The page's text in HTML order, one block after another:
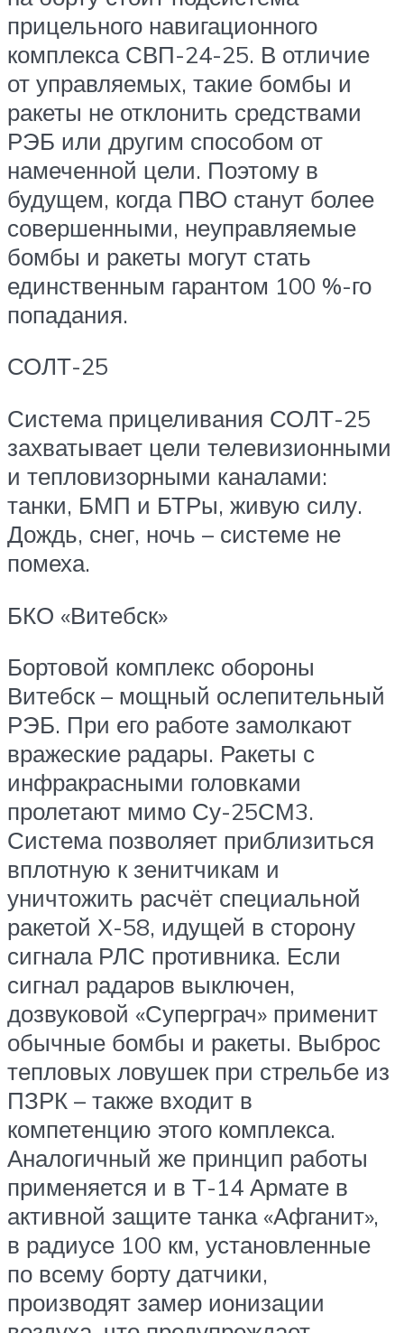
прицельного навигационного
комплекса СВП-24-25. В отличие
от управляемых, такие бомбы и
ракеты не отклонить средствами
РЭБ или другим способом от
намеченной цели. Поэтому в
будущем, когда ПВО станут более
совершенными, неуправляемые
бомбы и ракеты могут стать
единственным гарантом 100 %-го
попадания.
СОЛТ-25
Система прицеливания СОЛТ-25
захватывает цели телевизионными
и тепловизорными каналами:
танки, БМП и БТРы, живую силу.
Дождь, снег, ночь – системе не
помеха.
БКО «Витебск»
Бортовой комплекс обороны
Витебск – мощный ослепительный
РЭБ. При его работе замолкают
вражеские радары. Ракеты с
инфракрасными головками
пролетают мимо Су-25СМ3.
Система позволяет приблизиться
вплотную к зенитчикам и
уничтожить расчёт специальной
ракетой Х-58, идущей в сторону
сигнала РЛС противника. Если
сигнал радаров выключен,
дозвуковой «Суперграч» применит
обычные бомбы и ракеты. Выброс
тепловых ловушек при стрельбе из
ПЗРК – также входит в
компетенцию этого комплекса.
Аналогичный же принцип работы
применяется и в Т-14 Армате в
активной защите танка «Афганит»,
в радиусе 100 км, установленные
по всему борту датчики,
производят замер ионизации